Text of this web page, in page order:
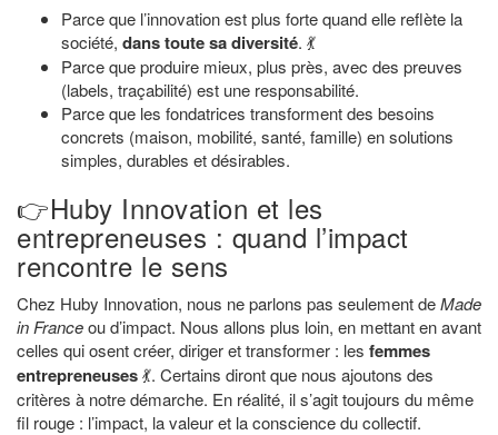
Parce que l’innovation est plus forte quand elle reflète la
société, dans toute sa diversité. 💃
Parce que produire mieux, plus près, avec des preuves
(labels, traçabilité) est une responsabilité.
Parce que les fondatrices transforment des besoins
concrets (maison, mobilité, santé, famille) en solutions
simples, durables et désirables.
👉Huby Innovation et les
entrepreneuses : quand l’impact
rencontre le sens
Chez Huby Innovation, nous ne parlons pas seulement deMade
in Franceou d’impact. Nous allons plus loin, en mettant en avant
celles qui osent créer, diriger et transformer : les femmes
entrepreneuses💃. Certains diront que nous ajoutons des
critères à notre démarche. En réalité, il s’agit toujours du même
fil rouge : l’impact, la valeur et la conscience du collectif.